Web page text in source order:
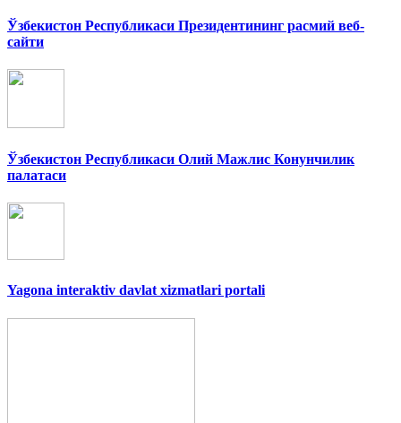
Ўзбекистон Республикаси Президентининг расмий веб-
сайти
Ўзбекистон Республикаси Олий Мажлис Конунчилик
палатаси
Yagona interaktiv davlat xizmatlari portali